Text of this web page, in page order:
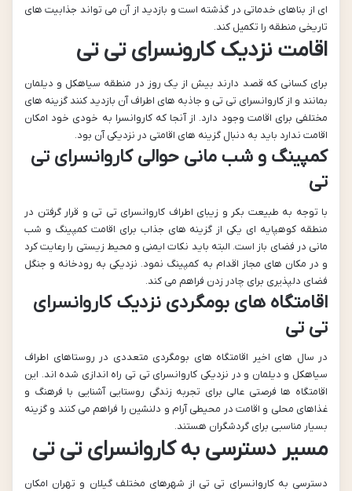
ای از بناهای خدماتی در گذشته است و بازدید از آن می تواند جذابیت های
تاریخی منطقه را تکمیل کند.
اقامت نزدیک کارونسرای تی تی
برای کسانی که قصد دارند بیش از یک روز در منطقه سیاهکل و دیلمان
بمانند و از کاروانسرای تی تی و جاذبه های اطراف آن بازدید کنند گزینه های
مختلفی برای اقامت وجود دارد. از آنجا که کاروانسرا به خودی خود امکان
اقامت ندارد باید به دنبال گزینه های اقامتی در نزدیکی آن بود.
کمپینگ و شب مانی حوالی کاروانسرای تی
تی
با توجه به طبیعت بکر و زیبای اطراف کاروانسرای تی تی و قرار گرفتن در
منطقه کوهپایه ای یکی از گزینه های جذاب برای اقامت کمپینگ و شب
مانی در فضای باز است. البته باید نکات ایمنی و محیط زیستی را رعایت کرد
و در مکان های مجاز اقدام به کمپینگ نمود. نزدیکی به رودخانه و جنگل
فضای دلپذیری برای چادر زدن فراهم می کند.
اقامتگاه های بومگردی نزدیک کاروانسرای
تی تی
در سال های اخیر اقامتگاه های بومگردی متعددی در روستاهای اطراف
سیاهکل و دیلمان و در نزدیکی کاروانسرای تی تی راه اندازی شده اند. این
اقامتگاه ها فرصتی عالی برای تجربه زندگی روستایی آشنایی با فرهنگ و
غذاهای محلی و اقامت در محیطی آرام و دلنشین را فراهم می کنند و گزینه
بسیار مناسبی برای گردشگران هستند.
مسیر دسترسی به کاروانسرای تی تی
دسترسی به کاروانسرای تی تی از شهرهای مختلف گیلان و تهران امکان